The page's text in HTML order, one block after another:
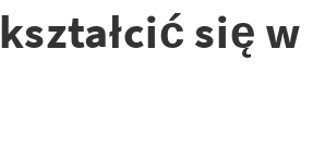
kształcić się